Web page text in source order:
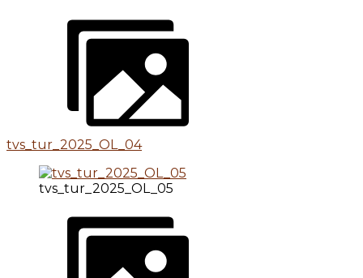
tvs_tur_2025_OL_04
tvs_tur_2025_OL_05